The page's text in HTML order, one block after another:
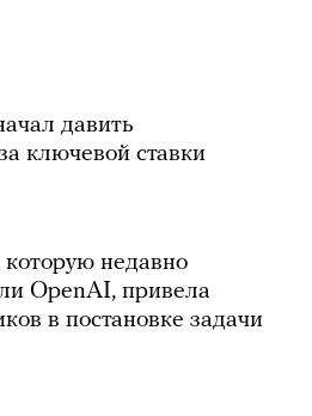
давить
ключевой ставки
которую недавно
OpenAI, привела
в постановке задачи